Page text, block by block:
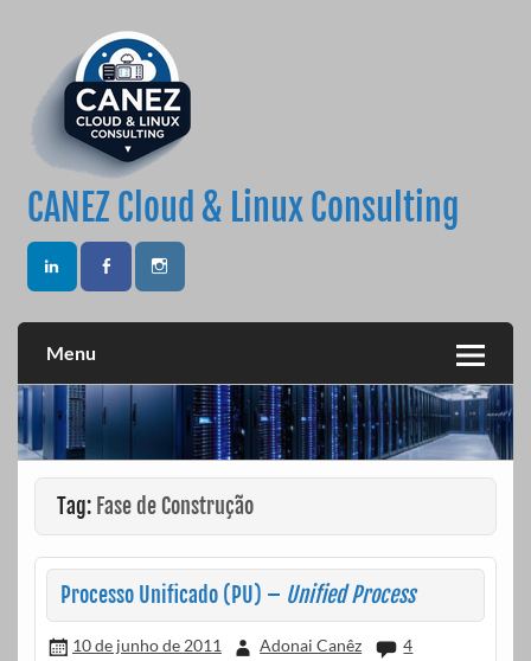
CANEZ Cloud & Linux Consulting
Menu
Tag: Fase de Construção
Processo Unificado (PU) – Unified Process
10 de junho de 2011 Adonai Canêz
4